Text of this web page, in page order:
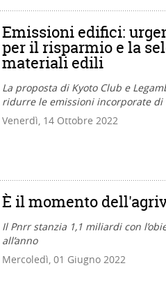
Emissioni edifici:
per il risparmio e la
materiali edili
La proposta di Kyoto Club e
ridurre le emissioni incorporate di
Venerdì, 14 Ottobre 2022
È il momento
Il Pnrr stanzia 1,1 miliardi con
all’anno
Mercoledì, 01 Giugno 2022